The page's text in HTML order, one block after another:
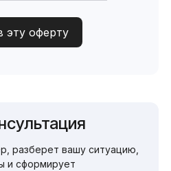
эту оферту
разберет вашу ситуацию,
и сформирует